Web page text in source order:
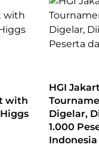
with
HGI
Digelar,
1.000
Indonesia